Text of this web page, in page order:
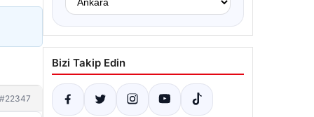
#22347
Bizi Takip Edin